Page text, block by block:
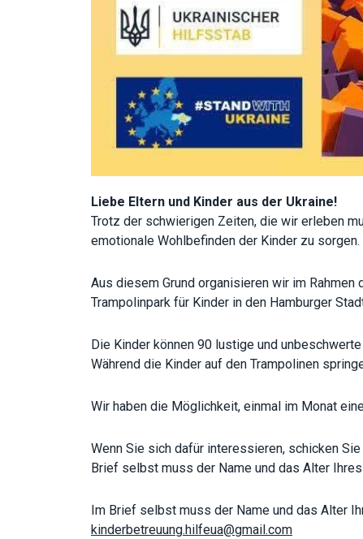
Liebe Eltern und Kinder aus der Ukraine!
Trotz der schwierigen Zeiten, die wir erleben
emotionale Wohlbefinden der Kinder zu sorgen.
Aus diesem Grund organisieren wir im Rahmen
Trampolinpark für Kinder in den Hamburger
Die Kinder können 90 lustige und
Während die Kinder auf den Trampolinen
Wir haben die Möglichkeit, einmal im Monat
Wenn Sie sich dafür interessieren, schicken
Brief selbst muss der Name und das Alter
Im Brief selbst muss der Name und das Alter
kinderbetreuung.hilfeua@gmail.com